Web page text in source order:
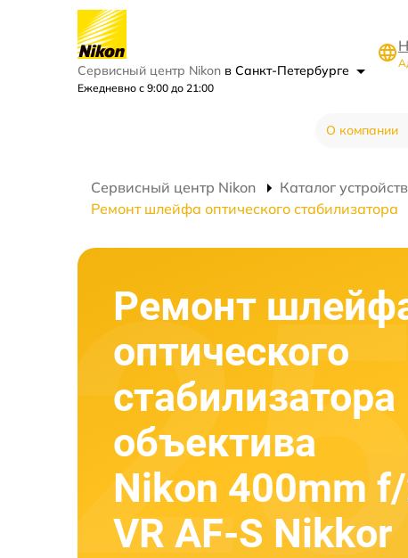
Сервисный центр Nikon в Санкт-Петербурге
Ежедневно с 9:00 до 21:00
О компании
Сервисный центр Nikon Каталог устройств
Ремонт шлейфа оптического стабилизатора
Ремонт
оптического
стабилизатора
объектива
Nikon 400mm f/
VR AF-S Nikkor